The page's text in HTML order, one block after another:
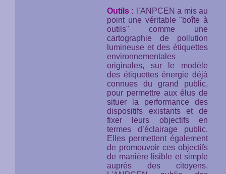
Outils :
l’ANPCEN a mis au
point une véritable "boîte à
outils" comme une
cartographie de pollution
lumineuse et des étiquettes
environnementales
originales, sur le modèle
des étiquettes énergie déjà
connues du grand public,
pour permettre aux élus de
situer la performance des
dispositifs existants et de
fixer leurs objectifs en
termes d’éclairage public.
Elles permettent également
de promouvoir ces objectifs
de manière lisible et simple
auprès des citoyens.